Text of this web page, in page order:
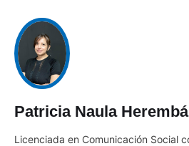
Patricia Naula
Licenciada en Comunicación Social